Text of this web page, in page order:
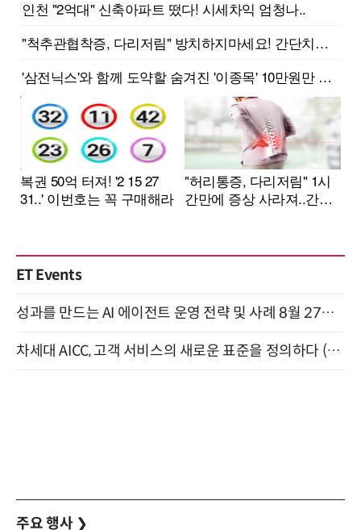
ET Events
성과를 만드는 AI 에이전트 운영 전략 및 사례 8월 27일 개최
차세대 AICC, 고객 서비스의 새로운 표준을 정의하다 (9/9)
주요 행사 ❯